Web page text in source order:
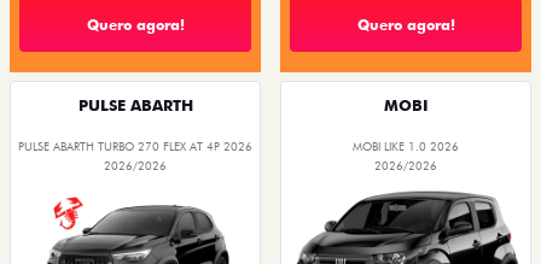
Quero agora! Quero agora!
PULSE ABARTH
PULSE ABARTH TURBO 270 FLEX AT 4P 2026
2026/2026
MOBI
MOBI LIKE 1.0 2026
2026/2026